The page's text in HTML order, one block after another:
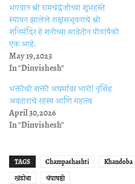
भगवान श्री रामचंद्रजींच्या शुभहस्ते
स्थापन झालेले राक्षसभुवनाचे श्री
शनिमंदिर हे शनीच्या साडेतीन पीठांपैकी
एक आहे.
May 19, 2023
In "Dinvishesh"
भक्तीची शक्ती अधर्मावर भारी! नृसिंह
अवताराचे रहस्य आणि महत्त्व
April 30, 2026
In "Dinvishesh"
TAGS Champashashti Khandoba
खंडोबा
चंपाषष्ठी